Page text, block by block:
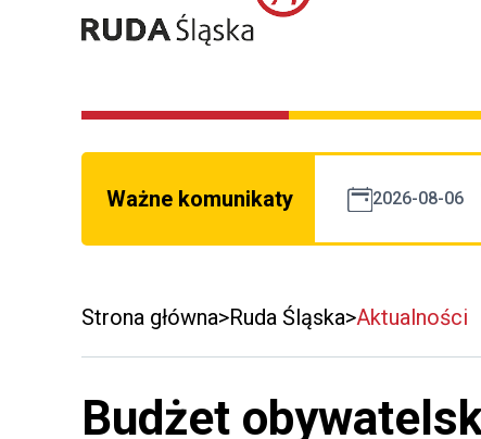
Ważne komunikaty 2026-08-06
Strona główna Ruda Śląska Aktualności
Budżet